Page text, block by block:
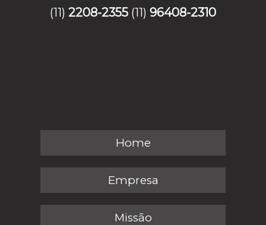
(11) 2208-2355 (11) 96408-2310
Home
Empresa
Missão